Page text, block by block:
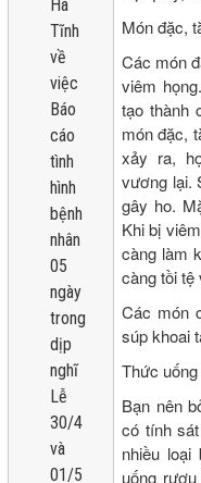
Hà
Tĩnh
về
việc
Báo
cáo
tình
hình
bệnh
nhân
05
ngày
trong
dịp
nghĩ
Lễ
30/4
và
01/5
Món đặc,
Các món
viêm
tạo thành
món đặc,
xảy ra,
vương lại.
gây ho.
Khi bị
càng làm
càng tồi tệ
Các món
súp khoai
Thức
Bạn nên
có tính
nhiều
uống